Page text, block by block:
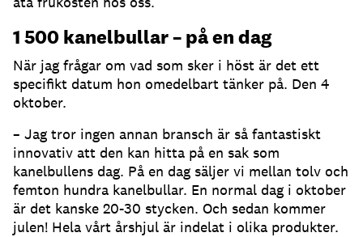
1 500 kanelbullar – på en dag
När jag frågar om vad som sker i höst är det ett
specifikt datum hon omedelbart tänker på. Den 4
oktober.
– Jag tror ingen annan bransch är så fantastiskt
innovativ att den kan hitta på en sak som
kanelbullens dag. På en dag säljer vi mellan tolv och
femton hundra kanelbullar. En normal dag i oktober
är det kanske 20-30 stycken. Och sedan kommer
julen! Hela vårt årshjul är indelat i olika produkter.